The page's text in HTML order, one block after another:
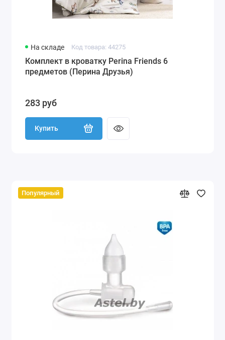
На складе Код товара: 44275
Комплект в кроватку Perina Friends 6
предметов (Перина Друзья)
283 руб
Купить
Популярный